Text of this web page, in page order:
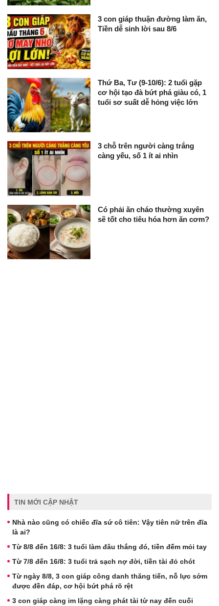
3 con giáp thuận đường làm ăn,
Tiền dễ sinh lời sau 8/6
Thứ Ba, Tư (9-10/6): 2 tuổi gặp
cơ hội tạo đà bứt phá giàu có, 1
tuổi sơ suất dễ hỏng việc lớn
3 chỗ trên người càng trắng
càng yếu, số 1 ít ai nhìn
Có phải ăn cháo thường xuyên
sẽ tốt cho tiêu hóa hơn ăn cơm?
TIN MỚI CẬP NHẬT
Nhà nào cũng có chiếc đĩa sứ cô tiên: Vậy tiên nữ trên đĩa
là ai?
Từ 8/8 đến 16/8: 3 tuổi làm đâu thắng đó, tiền đếm mỏi tay
Từ 7/8 đến 16/8: 3 tuổi trả sạch nợ đời, tiền tài đỏ chót
Từ ngày 8/8, 3 con giáp công danh thăng tiến, nỗ lực sớm
được đền đáp, cơ hội bứt phá rõ rệt
3 con giáp càng im lặng càng phát tài từ nay đến cuối